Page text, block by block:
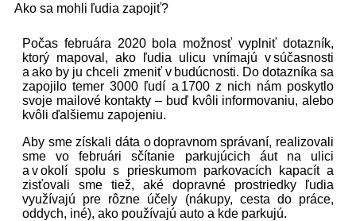
Ako sa mohli ľudia zapojiť?
Počas februára 2020 bola možnosť vyplniť dotazník,
ktorý mapoval, ako ľudia ulicu vnímajú v súčasnosti
a ako by ju chceli zmeniť v budúcnosti. Do dotazníka sa
zapojilo temer 3000 ľudí a 1700 z nich nám poskytlo
svoje mailové kontakty – buď kvôli informovaniu, alebo
kvôli ďalšiemu zapojeniu.
Aby sme získali dáta o dopravnom správaní, realizovali
sme vo februári sčítanie parkujúcich áut na ulici
a v okolí spolu s prieskumom parkovacích kapacít a
zisťovali sme tiež, aké dopravné prostriedky ľudia
využívajú pre rôzne účely (nákupy, cesta do práce,
oddych, iné), ako používajú auto a kde parkujú.